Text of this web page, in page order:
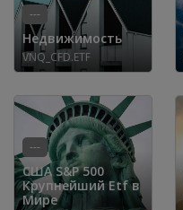
---
Недвижимость
VNQ_CFD.ETF
---
США S&P 500
Крупнейший Etf в
Мире